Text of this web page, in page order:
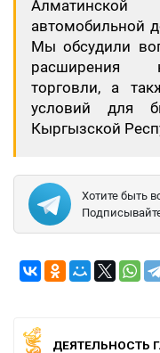
Алматинской
автомобильной
Мы обсудили
расширения
торговли, а
условий для
Кыргызской
Хотите быть
ДЕЯТЕЛЬНОСТЬ